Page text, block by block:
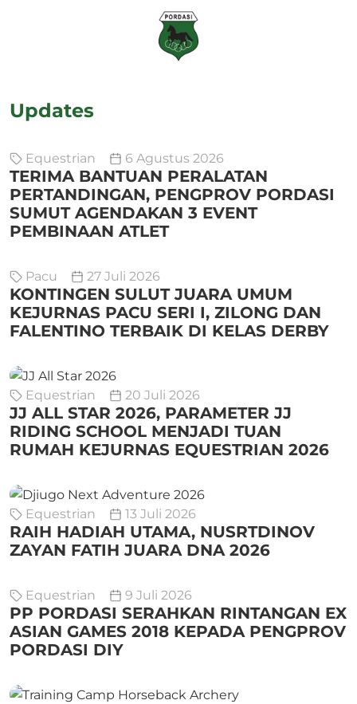
Updates
Equestrian 6 Agustus 2026
TERIMA BANTUAN PERALATAN
PERTANDINGAN, PENGPROV PORDASI
SUMUT AGENDAKAN 3 EVENT
PEMBINAAN ATLET
Pacu 27 Juli 2026
KONTINGEN SULUT JUARA UMUM
KEJURNAS PACU SERI I, ZILONG DAN
FALENTINO TERBAIK DI KELAS DERBY
Equestrian 20 Juli 2026
JJ ALL STAR 2026, PARAMETER JJ
RIDING SCHOOL MENJADI TUAN
RUMAH KEJURNAS EQUESTRIAN 2026
Equestrian 13 Juli 2026
RAIH HADIAH UTAMA, NUSRTDINOV
ZAYAN FATIH JUARA DNA 2026
Equestrian 9 Juli 2026
PP PORDASI SERAHKAN RINTANGAN EX
ASIAN GAMES 2018 KEPADA PENGPROV
PORDASI DIY